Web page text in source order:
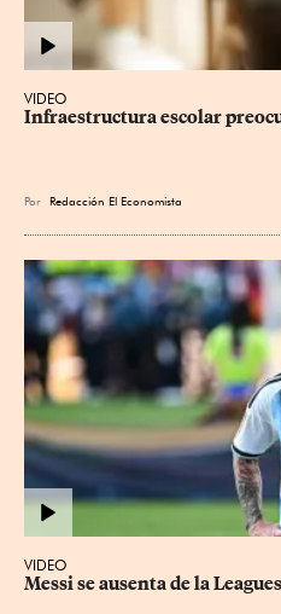
VIDEO
Infraestructura escolar
Por Redacción El Economista
VIDEO
Messi se ausenta de la